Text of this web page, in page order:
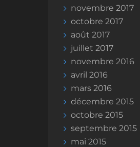
novembre 2017
octobre 2017
août 2017
juillet 2017
novembre 2016
avril 2016
mars 2016
décembre 2015
octobre 2015
septembre 2015
mai 2015